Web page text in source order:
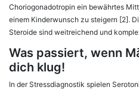
Choriogonadotropin ein bewährtes
einem Kinderwunsch zu steigern [2].
Steroide sind weit­reichend und
Was passiert, wenn
dich klug!
In der Stressdiagnostik spielen